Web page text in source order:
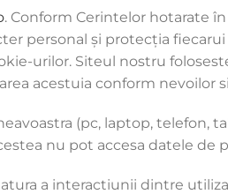
. Conform Cerintelor hotarate
personal şi protecţia
urilor. Siteul nostru
acestuia conform nevoilor
(pc, laptop, telefon,
nu pot accesa datele de
a interactiunii dintre